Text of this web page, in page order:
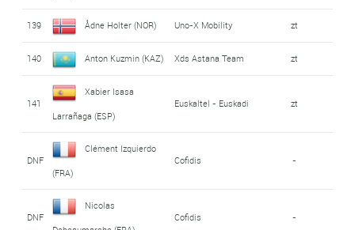
139 Ådne Holter (NOR) Uno-X Mobility zt
140 Anton Kuzmin (KAZ) Xds Astana Team zt
141
Xabier Isasa
Larrañaga (ESP)
Euskaltel - Euskadi zt
DNF
Clément Izquierdo
(FRA)
Cofidis -
DNF
Nicolas
Cofidis -